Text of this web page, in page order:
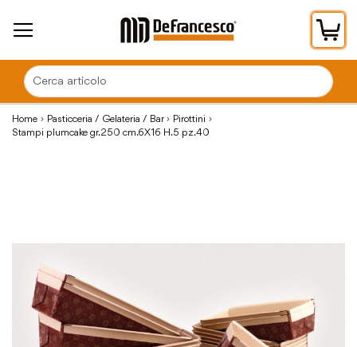
Home Pasticceria / Gelateria / Bar
Pirottini
Stampi plumcake gr.250 cm.6X16 H.5 pz.40
galleria
immagini